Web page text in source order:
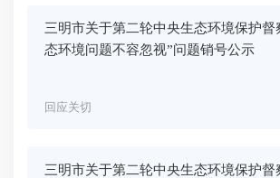
三明市关于第二轮中央生态环境保护督
态环境问题不容忽视”问题销号公示
回应关切
三明市关于第二轮中央生态环境保护督